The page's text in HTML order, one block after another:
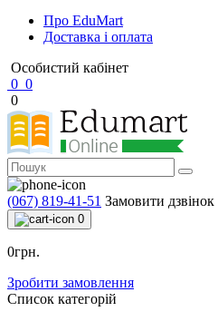
Про EduMart
Доставка і оплата
Особистий кабінет
0 0
0
(067) 819-41-51 Замовити дзвінок
0
0грн.
Зробити замовлення
Список категорій